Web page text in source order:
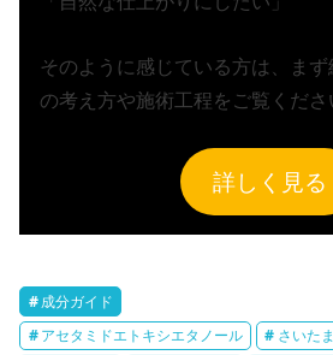
そのように感じている方は、ま
の考え方や施術工程をご覧くださ
詳しく見る
成分ガイド
アセタミドエトキシエタノール さいた